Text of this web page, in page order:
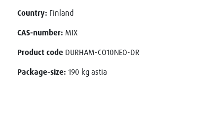
Country: Finland
CAS-number: MIX
Product code DURHAM-CO10NEO-DR
Package-size: 190 kg astia